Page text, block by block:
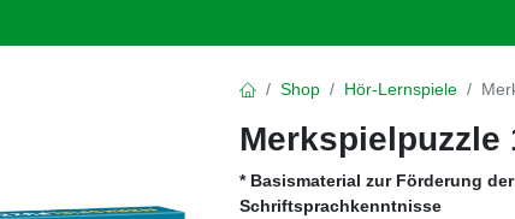
Shop Hör-Lernspiele
Merkspielpuzzle
* Basismaterial zur Förderung
Schriftsprachkenntnisse